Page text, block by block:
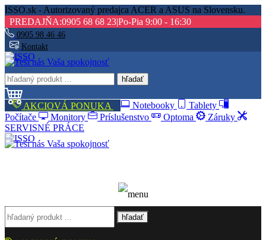
ISSO.sk - Autorizovaný predajca ACER a ASUS na Slovensku.
PREDAJŇA:0905 68 68 23|Po-Pia 9:00 - 16:30
0905 98 46 46
Kontakt
hľadať
AKCIOVÁ PONUKA Notebooky
Tablety
Počítače
Monitory Príslušenstvo Optoma
Záruky
SERVISNÉ PRÁCE
hľadať